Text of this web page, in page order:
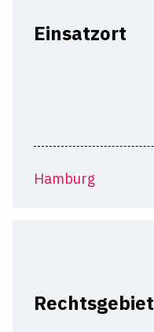
Einsatzort
Hamburg
Rechtsgebiet